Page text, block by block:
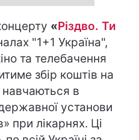
«Різдво. Ти
"1+1 Україна",
та телебачення
збір коштів на
навчаються в
установи
при лікарнях. Ці